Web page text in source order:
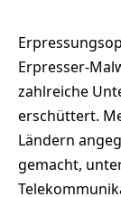
Erpresser-
zahlreiche
erschüttert.
Ländern
gemacht,